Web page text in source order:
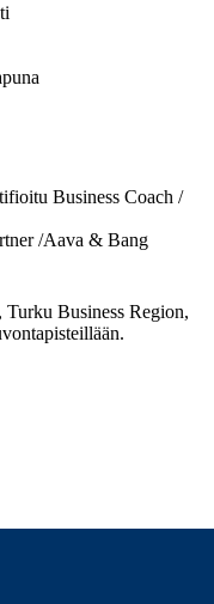
Business Coach /
/Aava & Bang
Business Region,